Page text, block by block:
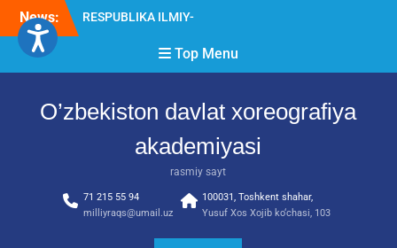
Skip
content
News:
AMALIY ANJUMANI!!!
Akademiyada “Bitiruvchi –
2026” tadbiri bo‘lib o‘tdi
Top Menu
O’zbekiston davlat xoreografiya
akademiyasi
rasmiy sayt
71 215 55 94
milliyraqs@umail.uz
100031, Toshkent shahar,
Yusuf Xos Xojib ko‘chasi, 103